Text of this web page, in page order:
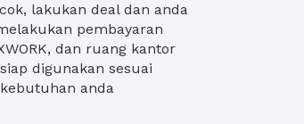
lakukan deal dan anda
pembayaran
dan ruang kantor
digunakan sesuai
kebutuhan anda